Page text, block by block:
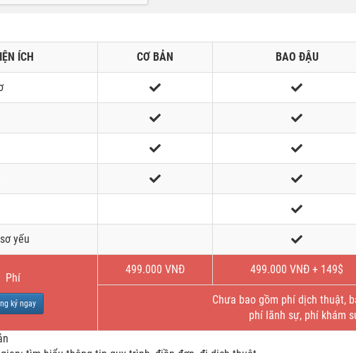
ÍCH CƠ BẢN BAO ĐẬU
yếu
Phí
ký ngay
499.000 VNĐ 499.000 VNĐ + 149$
Chưa bao gồm phí dịch thuật,
phí lãnh sự, phí khám